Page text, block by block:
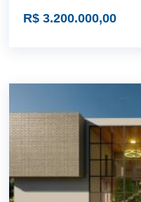
R$ 3.200.000,00